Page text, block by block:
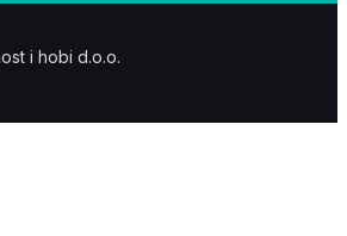
i hobi d.o.o.